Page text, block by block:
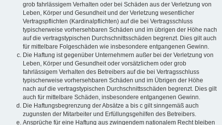
grob fahrlässigem Verhalten oder bei Schäden aus der Verletzung von
Leben, Körper und Gesundheit und der Verletzung wesentlicher
Vertragspflichten (Kardinalpflichten) auf die bei Vertragsschluss
typischerweise vorhersehbaren Schäden und im übrigen der Höhe nach
auf die vertragstypischen Durchschnittsschäden begrenzt. Dies gilt auch
für mittelbare Folgeschäden wie insbesondere entgangenen Gewinn.
Die Haftung ist gegenüber Unternehmern außer bei der Verletzung von
Leben, Körper und Gesundheit oder vorsätzlichem oder grob
fahrlässigem Verhalten des Betreibers auf die bei Vertragsschluss
typischerweise vorhersehbaren Schäden und im Übrigen der Höhe
nach auf die vertragstypischen Durchschnittsschäden begrenzt. Dies gilt
auch für mittelbare Schäden, insbesondere entgangenen Gewinn.
Die Haftungsbegrenzung der Absätze a bis c gilt sinngemäß auch
zugunsten der Mitarbeiter und Erfüllungsgehilfen des Betreibers.
Ansprüche für eine Haftung aus zwingendem nationalem Recht bleiben